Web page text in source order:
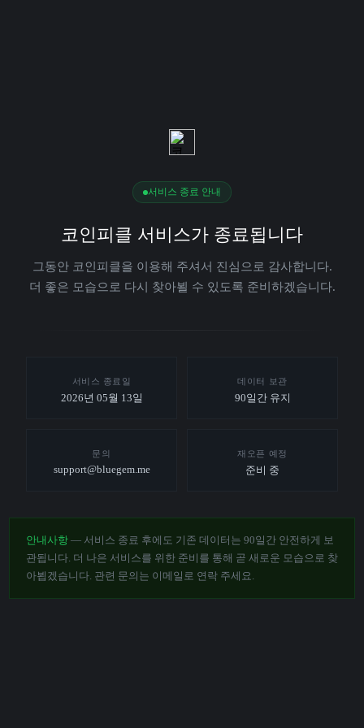
서비스 종료 안내
코인피클 서비스가 종료됩니다
그동안 코인피클을 이용해 주셔서 진심으로 감사합니다.
더 좋은 모습으로 다시 찾아뵐 수 있도록 준비하겠습니다.
서비스 종료일
2026년 05월 13일
데이터 보관
90일간 유지
문의
support@bluegem.me
재오픈 예정
준비 중
안내사항 — 서비스 종료 후에도 기존 데이터는 90일간 안전하게 보
관됩니다. 더 나은 서비스를 위한 준비를 통해 곧 새로운 모습으로 찾
아뵙겠습니다. 관련 문의는 이메일로 연락 주세요.